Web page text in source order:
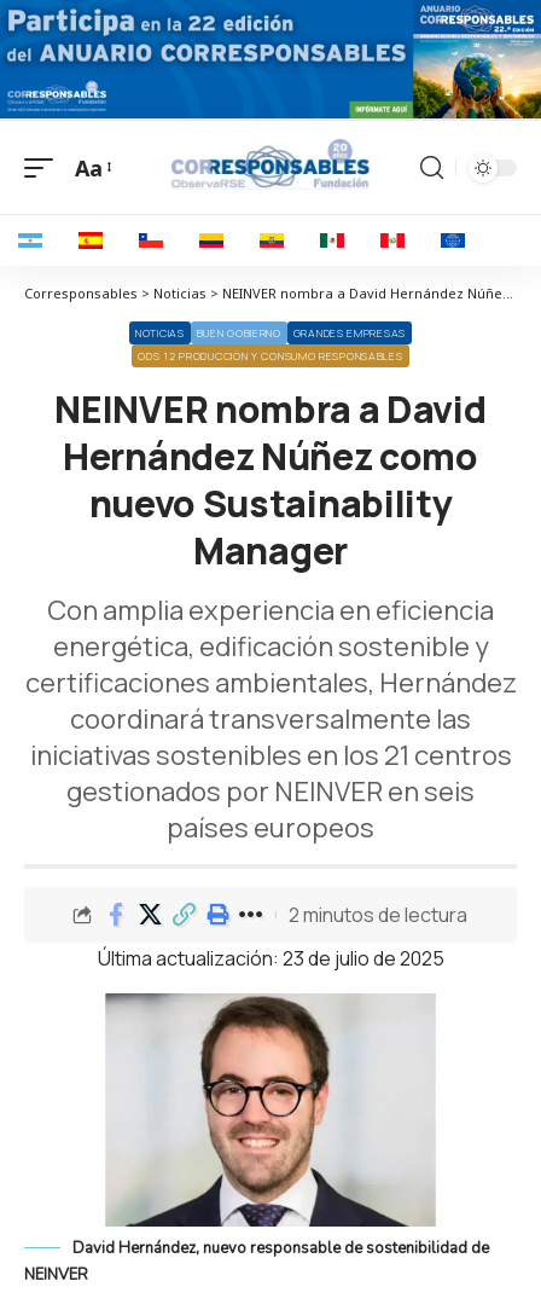
Aa
Corresponsables > Noticias > NEINVER nombra a David Hernández Núñez como nuevo Sustainability Manager
NOTICIAS BUEN GOBIERNO
GRANDES EMPRESAS
ODS 12 PRODUCCIÓN Y CONSUMO RESPONSABLES
NEINVER nombra a David
Hernández Núñez como
nuevo Sustainability
Manager
Con amplia experiencia en eficiencia
energética, edificación sostenible y
certificaciones ambientales, Hernández
coordinará transversalmente las
iniciativas sostenibles en los 21 centros
gestionados por NEINVER en seis
países europeos
Última actualización: 23 de julio de 2025
2 minutos de lectura
David Hernández, nuevo responsable de sostenibilidad de
NEINVER